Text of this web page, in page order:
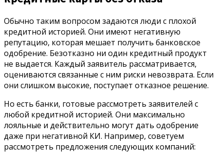
Обычно таким вопросом задаются люди с плохой
кредитной историей. Они имеют негативную
репутацию, которая мешает получить банковское
одобрение. Безотказно ни один кредитный продукт
не выдается. Каждый заявитель рассматривается,
оцениваются связанные с ним риски невозврата. Если
они слишком высокие, поступает отказное решение.
Но есть банки, готовые рассмотреть заявителей с
любой кредитной историей. Они максимально
лояльные и действительно могут дать одобрение
даже при негативной КИ. Например, советуем
рассмотреть предложения следующих компаний: